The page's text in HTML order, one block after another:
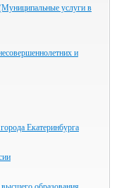
услуги в
и
Екатеринбурга